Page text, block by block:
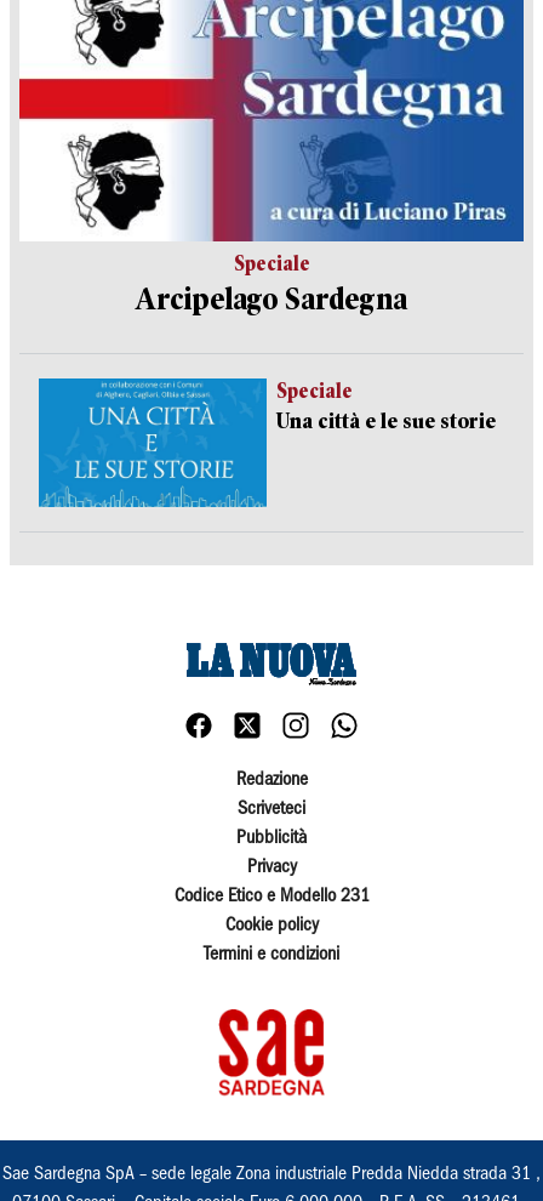
Speciale
Arcipelago Sardegna
Speciale
Una città e le sue storie
Redazione
Scriveteci
Pubblicità
Privacy
Codice Etico e Modello 231
Cookie policy
Termini e condizioni
Sae Sardegna SpA – sede legale Zona industriale Predda Niedda strada 31 ,